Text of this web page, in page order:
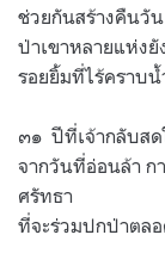
ช่วยกันสร้างคืนวั
ป่าเขาหลายแห่ง
รอยยิ้มที่ไร้คราบ
๓๑ ปีที่เจ้ากลับสด
จากวันที่อ่อนล้า ก
ศรัทธา
ที่จะร่วมปกป่าตล